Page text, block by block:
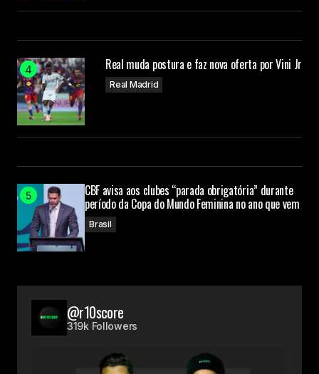
Real muda postura e faz nova oferta por Vini Jr
Real Madrid
CBF avisa aos clubes “parada obrigatória” durante
período da Copa do Mundo Feminina no ano que vem
Brasil
@r10score
319k Followers